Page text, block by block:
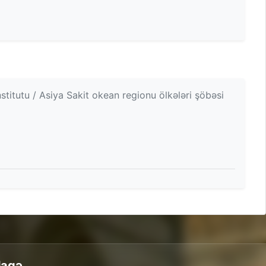
/ Asiya Sakit okean regionu ölkələri şöbəsi